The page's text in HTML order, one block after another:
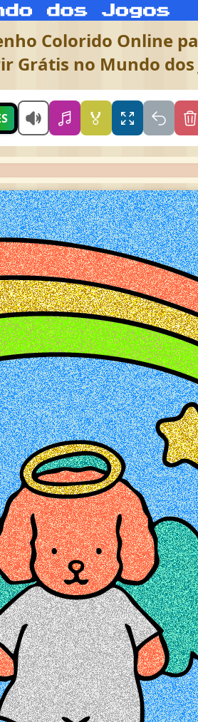
Colorido Online
Grátis no Mundo dos
🏅